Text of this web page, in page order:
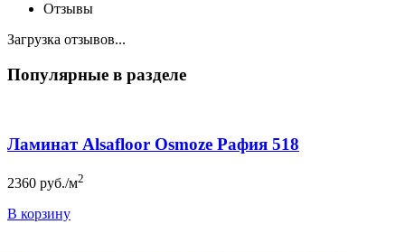
Отзывы
Загрузка отзывов...
Популярные в разделе
Ламинат Alsafloor Osmoze Рафия 518
2360 руб./м2
В корзину